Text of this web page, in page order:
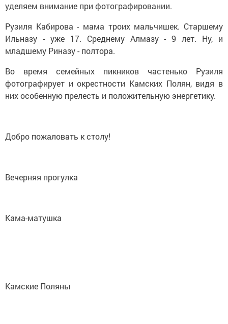
уделяем внимание при фотографировании.
Рузиля Кабирова - мама троих мальчишек. Старшему
Ильназу - уже 17. Среднему Алмазу - 9 лет. Ну, и
младшему Риназу - полтора.
Во время семейных пикников частенько Рузиля
фотографирует и окрестности Камских Полян, видя в
них особенную прелесть и положительную энергетику.
Добро пожаловать к столу!
Вечерняя прогулка
Кама-матушка
Камские Поляны